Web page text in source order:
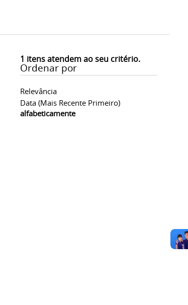
1 itens atendem ao seu critério.
Ordenar por
Relevância
Data (mais Recente Primeiro)
alfabeticamente